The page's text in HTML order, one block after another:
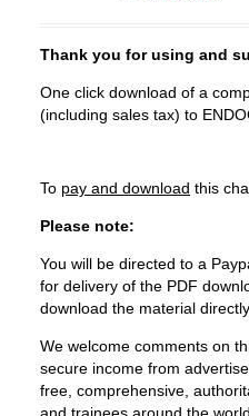
Thank you for using and
One click download of a
(including sales tax) to
To pay and download this
Please note:
You will be directed to a
for delivery of the PDF
download the material
We welcome comments on
secure income from
free, comprehensive,
and trainees around the